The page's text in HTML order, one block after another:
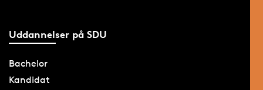
Uddannelser på SDU
Bachelor
Kandidat